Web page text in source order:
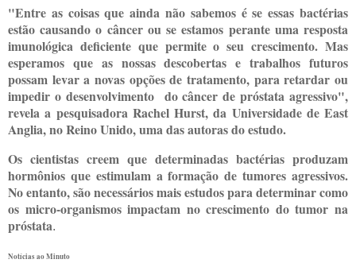
"Entre as coisas que ainda não sabemos é se essas bactérias
estão causando o câncer ou se estamos perante uma resposta
imunológica deficiente que permite o seu crescimento. Mas
esperamos que as nossas descobertas e trabalhos futuros
possam levar a novas opções de tratamento, para retardar ou
impedir o desenvolvimento do câncer de próstata agressivo",
revela a pesquisadora Rachel Hurst, da Universidade de East
Anglia, no Reino Unido, uma das autoras do estudo.
Os cientistas creem que determinadas bactérias produzam
hormônios que estimulam a formação de tumores agressivos.
No entanto, são necessários mais estudos para determinar como
os micro-organismos impactam no crescimento do tumor na
próstata.
Notícias ao Minuto